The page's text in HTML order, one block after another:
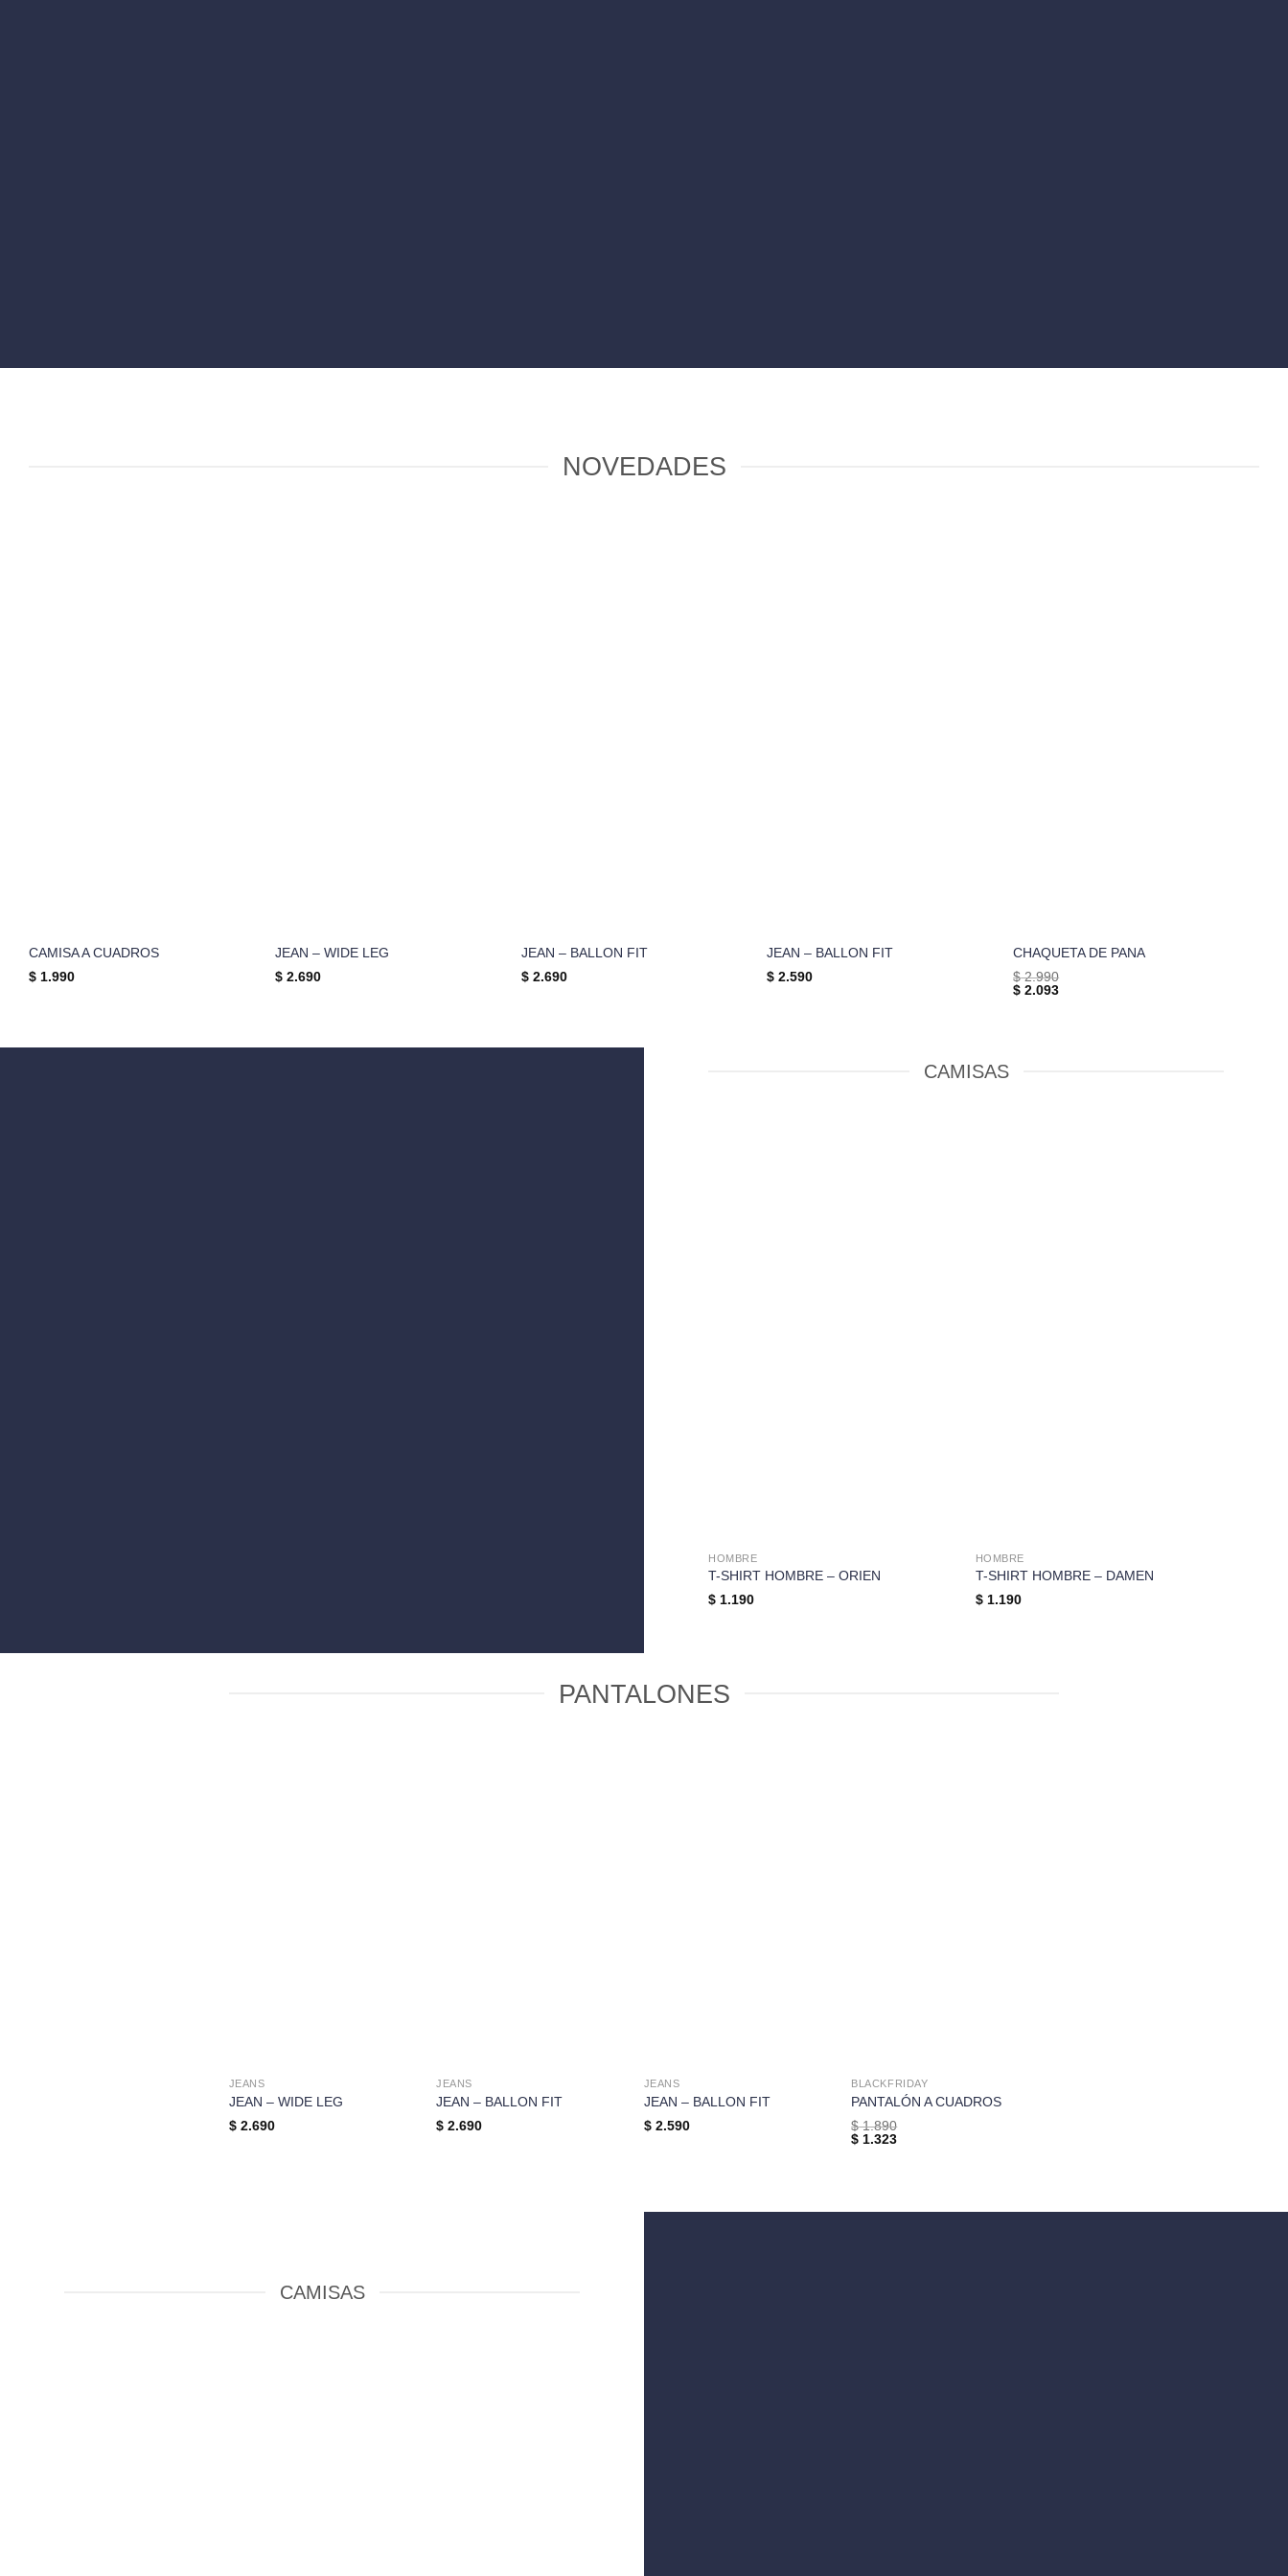
NOVEDADES
CAMISA A CUADROS
$ 1.990
JEAN – WIDE LEG
$2.690
JEAN – BALLON FIT
$2.690
JEAN – BALLON FIT
$ 2.590
CHAQUETA DE PANA
$2.990
$ 2.093
CAMISAS
HOMBRE
T-SHIRT HOMBRE – ORIEN
$1.190
HOMBRE
T-SHIRT HOMBRE – DAMEN
$1.190
PANTALONES
JEANS
JEAN – WIDE LEG
$2.690
JEANS
JEAN – BALLON FIT
$ 2.690
JEANS
JEAN – BALLON FIT
$2.590
BLACKFRIDAY
PANTALÓN A CUADROS
$1.890
$ 1.323
CAMISAS